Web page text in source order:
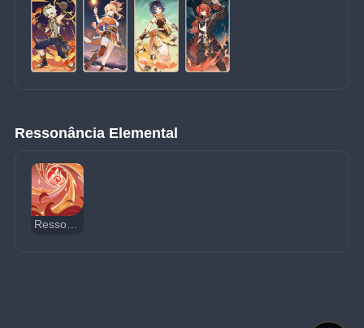
Ressonância Elemental
Ressonância Elemental: Paixão de Pyro